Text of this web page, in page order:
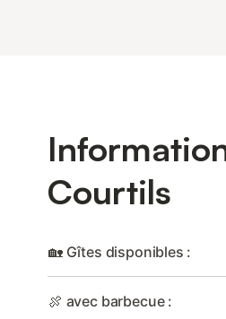
Courtils
🏡 Gîtes disponibles :
🍖 avec barbecue :